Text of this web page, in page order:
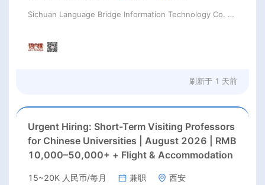
Sichuan Language Bridge Information Technology Co. LTD
刷新于 1 天前
Urgent Hiring: Short-Term Visiting Professors
for Chinese Universities | August 2026 | RMB
10,000–50,000+ + Flight & Accommodation
15~20K 人民币/每月 兼职 西安